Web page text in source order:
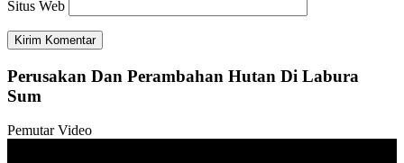
Situs Web
Perusakan Dan Perambahan Hutan Di Labura
Sum
Pemutar Video